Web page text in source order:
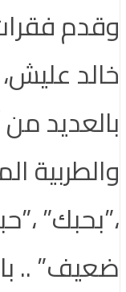
وقدم
خالد
بالعديد من
والطربية
،”بحبك”
ضعيف” ..